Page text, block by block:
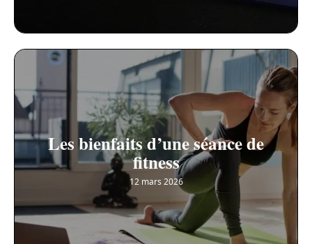
Les bienfaits d’une séance de
fitness
12 mars 2026